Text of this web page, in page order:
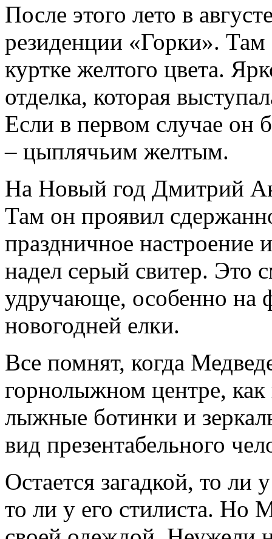
После этого лето в
резиденции «Горки». Там
куртке желтого цвета.
отделка, которая
Если в первом случае он
– цыплячьим желтым.
На Новый год Дмитрий
Там он проявил
праздничное настроение
надел серый свитер. Это
удручающе, особенно на
новогодней елки.
Все помнят, когда
горнолыжном центре, как
лыжные ботинки и
вид презентабельного
Остается загадкой, то ли
то ли у его стилиста. Но